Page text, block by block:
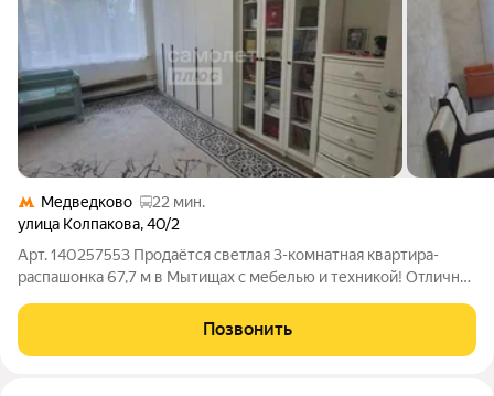
Медведково
22 мин.
улица Колпакова,40/2
Арт. 140257553 Продаётся светлая 3-комнатная квартира-
распашонка 67,7 м в Мытищах с мебелью и техникой! Отличная
корп. 2. Квартира расположена на комфортном 2-м этаже 9-
этажного дома. Рядом с
Позвонить